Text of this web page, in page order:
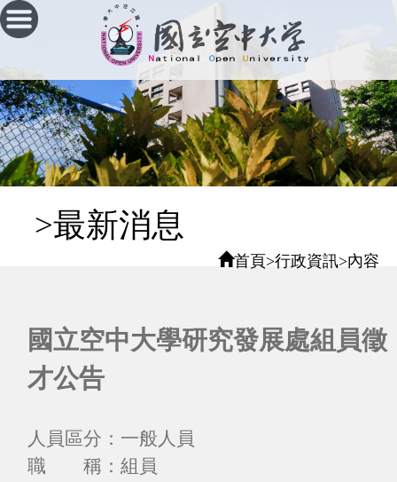
跳
到
要
內
容
區
塊
>最新消息
首頁>行政資訊>內容
國立空中大學研究發展處組員徵
才公告
人員區分：一般人員
職 稱：組員